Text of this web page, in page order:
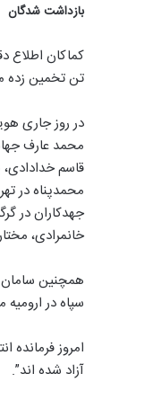
بازداشت شدگان
کماکان اطلاع
تن تخمین زده
محمد عارف
قاسم
محمدپناه در
جهدکاران در
خانمرادی،
سپاه در
آزاد شده اند”.